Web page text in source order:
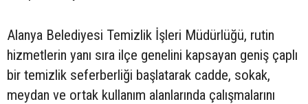
Alanya Belediyesi Temizlik İşleri Müdürlüğü, rutin
hizmetlerin yanı sıra ilçe genelini kapsayan geniş çaplı
bir temizlik seferberliği başlatarak cadde, sokak,
meydan ve ortak kullanım alanlarında çalışmalarını